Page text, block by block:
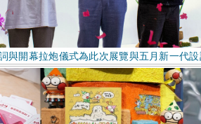
與開幕拉炮儀式為此次展覽與五月新一代